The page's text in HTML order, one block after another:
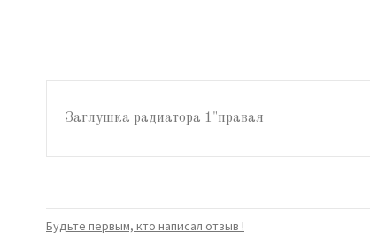
Заглушка радиатора 1"правая
Будьте первым, кто написал отзыв !